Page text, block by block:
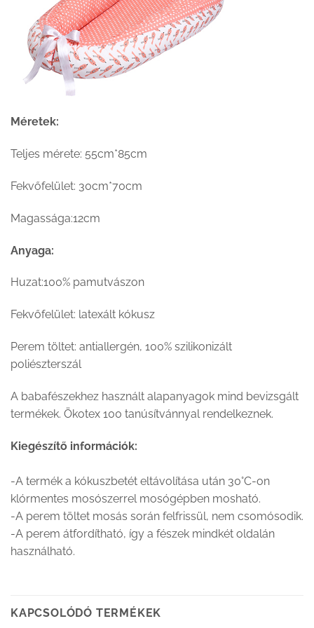
Méretek:
Teljes mérete: 55cm*85cm
Fekvőfelület: 30cm*70cm
Magassága:12cm
Anyaga:
Huzat:100% pamutvászon
Fekvőfelület: latexált kókusz
Perem töltet: antiallergén, 100% szilikonizált
poliészterszál
A babafészekhez használt alapanyagok mind bevizsgált
termékek. Ökotex 100 tanúsítvánnyal rendelkeznek.
Kiegészítő információk:
-A termék a kókuszbetét eltávolítása után 30°C-on
klórmentes mosószerrel mosógépben mosható.
-A perem töltet mosás során felfrissül, nem csomósodik.
-A perem átfordítható, így a fészek mindkét oldalán
használható.
KAPCSOLÓDÓ TERMÉKEK